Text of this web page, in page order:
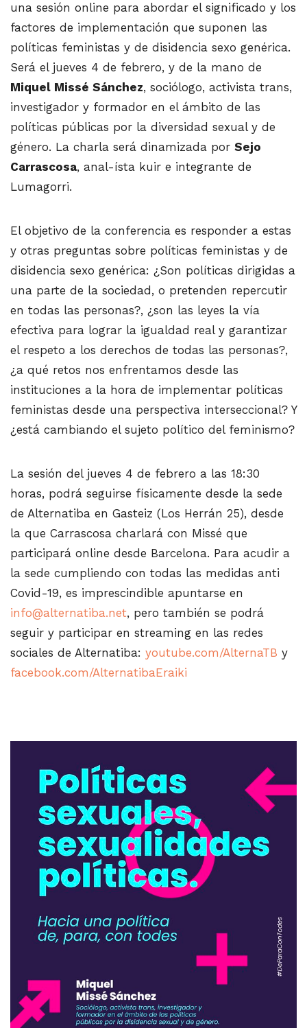
una sesión online para abordar el significado y los
factores de implementación que suponen las
políticas feministas y de disidencia sexo genérica.
Será el jueves 4 de febrero, y de la mano de
Miquel Missé Sánchez, sociólogo, activista trans,
investigador y formador en el ámbito de las
políticas públicas por la diversidad sexual y de
género. La charla será dinamizada por Sejo
Carrascosa, anal-ísta kuir e integrante de
Lumagorri.
El objetivo de la conferencia es responder a estas
y otras preguntas sobre políticas feministas y de
disidencia sexo genérica: ¿Son políticas dirigidas a
una parte de la sociedad, o pretenden repercutir
en todas las personas?, ¿son las leyes la vía
efectiva para lograr la igualdad real y garantizar
el respeto a los derechos de todas las personas?,
¿a qué retos nos enfrentamos desde las
instituciones a la hora de implementar políticas
feministas desde una perspectiva interseccional? Y
¿está cambiando el sujeto político del feminismo?
La sesión del jueves 4 de febrero a las 18:30
horas, podrá seguirse físicamente desde la sede
de Alternatiba en Gasteiz (Los Herrán 25), desde
la que Carrascosa charlará con Missé que
participará online desde Barcelona. Para acudir a
la sede cumpliendo con todas las medidas anti
Covid-19, es imprescindible apuntarse en
info@alternatiba.net, pero también se podrá
seguir y participar en streaming en las redes
sociales de Alternatiba: youtube.com/AlternaTB y
facebook.com/AlternatibaEraiki